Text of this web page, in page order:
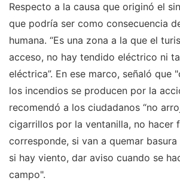
Respecto a la causa que originó el
que podría ser como consecuencia
humana. “Es una zona a la que el
acceso, no hay tendido eléctrico ni
eléctrica”. En ese marco, señaló que
los incendios se producen por la
recomendó a los ciudadanos “no
cigarrillos por la ventanilla, no hacer
corresponde, si van a quemar
si hay viento, dar aviso cuando se
campo".